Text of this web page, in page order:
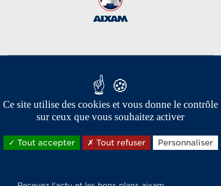
Les marques du groupe Aixam,
spécialistes vente et location de voiture sans permis
Ce site utilise des cookies et vous donne le contrôle
sur ceux que vous souhaitez activer
Tout accepter Tout refuser Personnaliser